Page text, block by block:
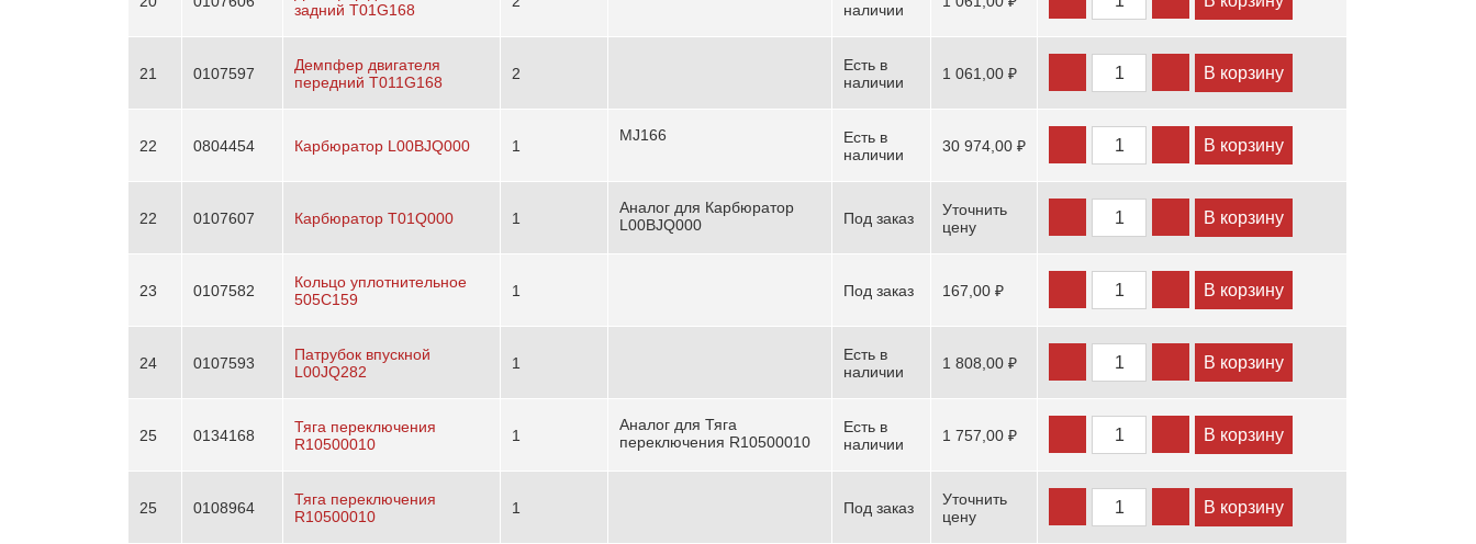
задний T01G168
наличии
21 0107597
Демпфер двигателя
передний T011G168
2
Есть в
наличии
1 061,00 ₽ В корзину
22 0804454 Карбюратор L00BJQ000 1
MJ166
Есть в
наличии
30 974,00 ₽ В корзину
22 0107607 Карбюратор T01Q000 1
Аналог для Карбюратор
L00BJQ000
Под заказ
Уточнить
цену
В корзину
23 0107582
Кольцо уплотнительное
505C159
1 Под заказ 167,00 ₽ В корзину
24 0107593
Патрубок впускной
L00JQ282
1
Есть в
наличии
1 808,00 ₽ В корзину
25 0134168
Тяга переключения
R10500010
1
Аналог для Тяга
переключения R10500010
Есть в
наличии
1 757,00 ₽ В корзину
25 0108964
Тяга переключения
R10500010
1 Под заказ
Уточнить
цену
В корзину